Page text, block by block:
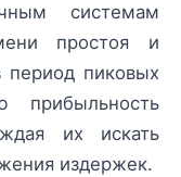
системам
простоя и
период пиковых
прибыльность
их искать
издержек.